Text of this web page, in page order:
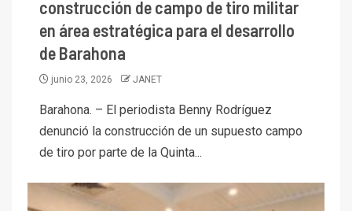
construcción de campo de tiro militar
en área estratégica para el desarrollo
de Barahona
junio 23, 2026 JANET
Barahona. – El periodista Benny Rodríguez
denunció la construcción de un supuesto campo
de tiro por parte de la Quinta...